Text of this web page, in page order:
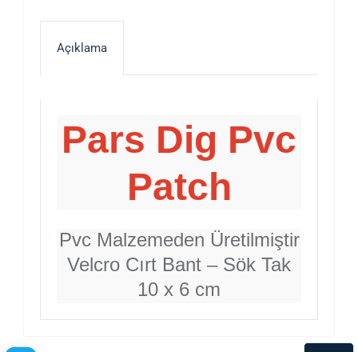
Açıklama
Pars Dig Pvc
Patch
Pvc Malzemeden Üretilmiştir
Velcro Cırt Bant – Sök Tak
10 x 6 cm